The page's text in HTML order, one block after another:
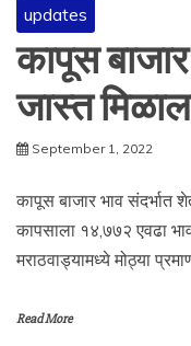
updates
कापूस बाजार
जास्त
September 1, 2022
कापूस बाजार भाव संदर्भात
कापसाला १४,७७२ एवढा
मराठवाड्यामध्ये मोठ्या
Read More